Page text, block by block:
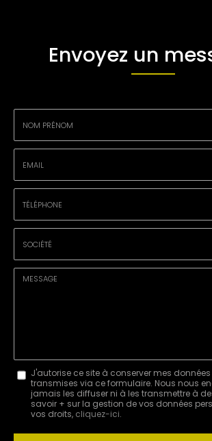
Envoyez un
Nom
Prénom
*
Email
*
Tél.
*
Société
Message
J'autorise ce site à conserver mes
transmises via ce formulaire. Nous nous
jamais les diffuser ni à les transmettre à
savoir + sur la gestion de vos données
vos droits, cliquez-ici.
Acceptation